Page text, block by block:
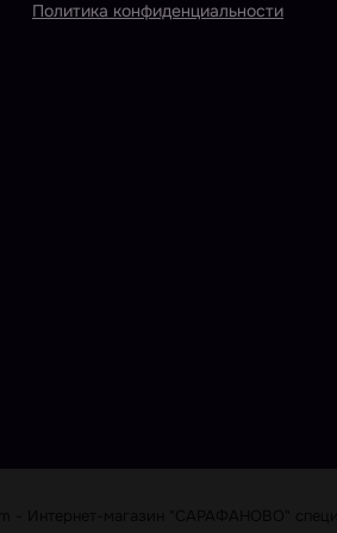
Политика конфиденциальности